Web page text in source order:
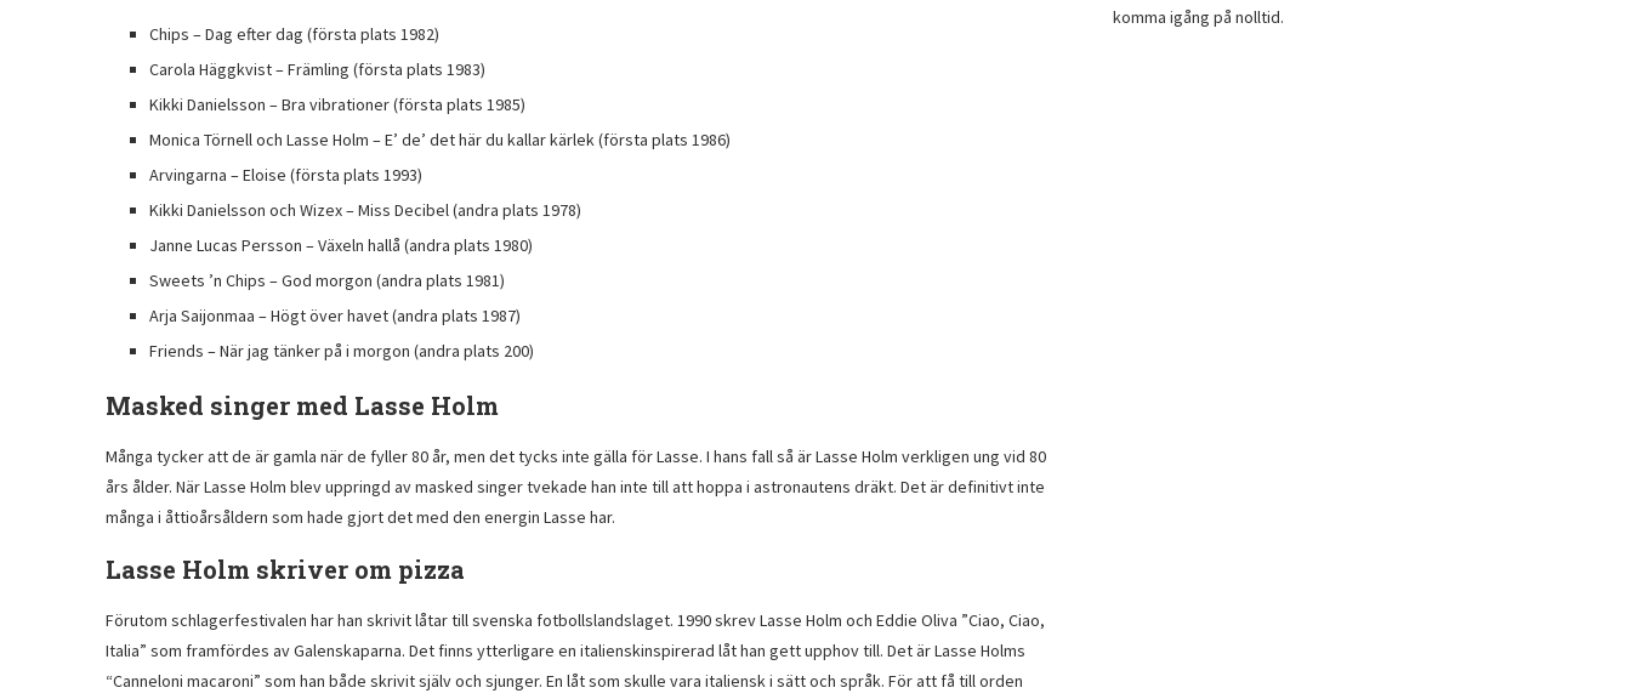
Chips – Dag efter dag (första plats 1982)
Carola Häggkvist – Främling (första plats 1983)
Kikki Danielsson – Bra vibrationer (första plats 1985)
Monica Törnell och Lasse Holm – E’ de’ det här du kallar kärlek (första plats 1986)
Arvingarna – Eloise (första plats 1993)
Kikki Danielsson och Wizex – Miss Decibel (andra plats 1978)
Janne Lucas Persson – Växeln hallå (andra plats 1980)
Sweets ’n Chips – God morgon (andra plats 1981)
Arja Saijonmaa – Högt över havet (andra plats 1987)
Friends – När jag tänker på i morgon (andra plats 200)
Masked singer med Lasse Holm
Många tycker att de är gamla när de fyller 80 år, men det tycks inte gälla för Lasse. I hans fall så är Lasse Holm verkligen ung vid 80
års ålder. När Lasse Holm blev uppringd av masked singer tvekade han inte till att hoppa i astronautens dräkt. Det är definitivt inte
många i åttioårsåldern som hade gjort det med den energin Lasse har.
Lasse Holm skriver om pizza
Förutom schlagerfestivalen har han skrivit låtar till svenska fotbollslandslaget. 1990 skrev Lasse Holm och Eddie Oliva ”Ciao, Ciao,
Italia” som framfördes av Galenskaparna. Det finns ytterligare en italienskinspirerad låt han gett upphov till. Det är Lasse Holms
“Canneloni macaroni” som han både skrivit själv och sjunger. En låt som skulle vara italiensk i sätt och språk. För att få till orden
komma igång på nolltid.